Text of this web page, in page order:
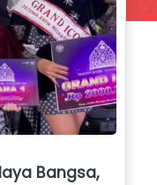
Bangsa,